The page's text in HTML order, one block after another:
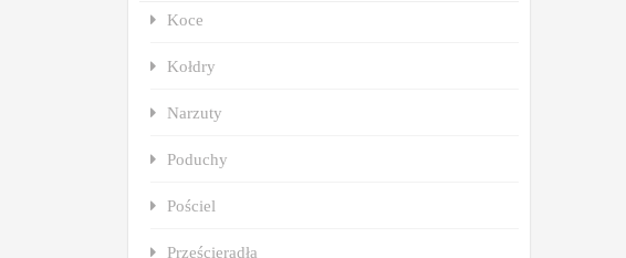
Koce
Kołdry
Narzuty
Poduchy
Pościel
Prześcieradła